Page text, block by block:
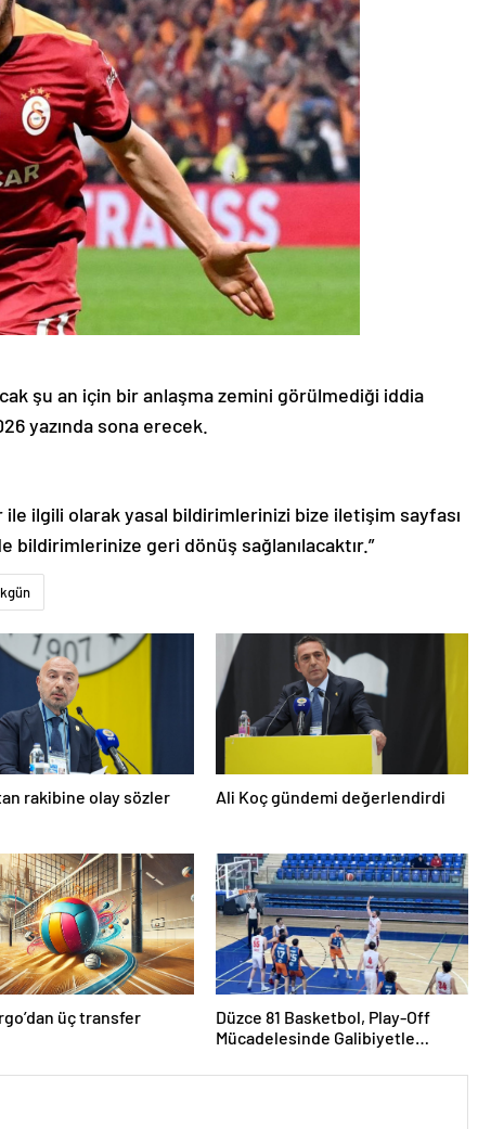
şu an için bir anlaşma zemini görülmediği iddia
yazında sona erecek.
ilgili olarak yasal bildirimlerinizi bize iletişim sayfası
bildirimlerinize geri dönüş sağlanılacaktır.”
rakibine olay sözler Ali Koç gündemi değerlendirdi
üç transfer
Düzce 81 Basketbol, Play-Off
Mücadelesinde Galibiyetle